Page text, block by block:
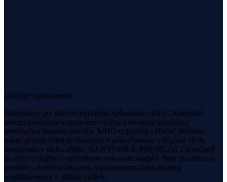
Dôležité upozornenie
Dojčenie je pre dojčatá najlepším spôsobom výživy. Materské
mlieko poskytuje komplexnú výživu a obsahuje protilátky
posilňujúce imunitu dieťaťa. WHO odporúča výlučné dojčenie
počas prvých šiestich mesiacov a pokračovanie v dojčení až do
dvoch rokov alebo dlhšie. BABYSMILK PREMIUM 2 je určený
na výživu dojčiat v príslušnom vekovom období. Pred použitím sa
poraďte s detským lekárom, farmaceutom alebo osobou
kvalifikovanou v oblasti výživy.